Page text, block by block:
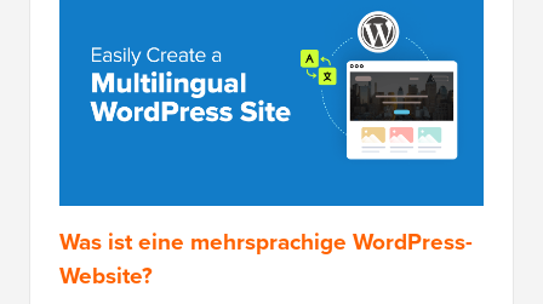
Was ist eine mehrsprachige WordPress-
Website?